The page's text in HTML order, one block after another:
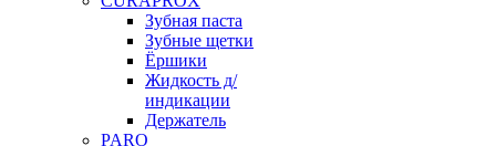
Зубная паста
Зубные щетки
Ёршики
Жидкость д/
индикации
Держатель
PARO